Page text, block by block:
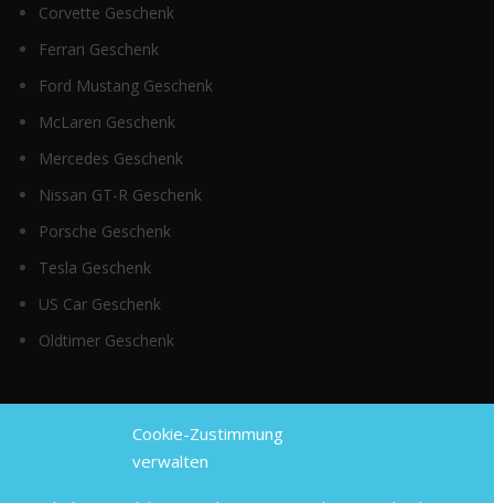
Cookie-Zustimmung
verwalten
Corvette Geschenk
Ferrari Geschenk
Ford Mustang Geschenk
McLaren Geschenk
Mercedes Geschenk
Nissan GT-R Geschenk
Porsche Geschenk
Tesla Geschenk
US Car Geschenk
Oldtimer Geschenk
Top Kategorien